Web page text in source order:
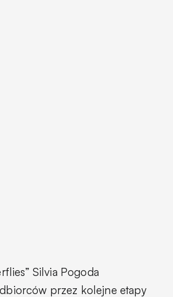
Silvia Pogoda
przez kolejne etapy